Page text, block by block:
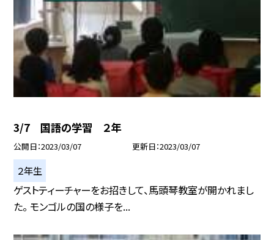
3/7 国語の学習 ２年
公開日 2023/03/07 更新日 2023/03/07
２年生
ゲストティーチャーをお招きして、馬頭琴教室が開かれまし
た。 モンゴルの国の様子を...